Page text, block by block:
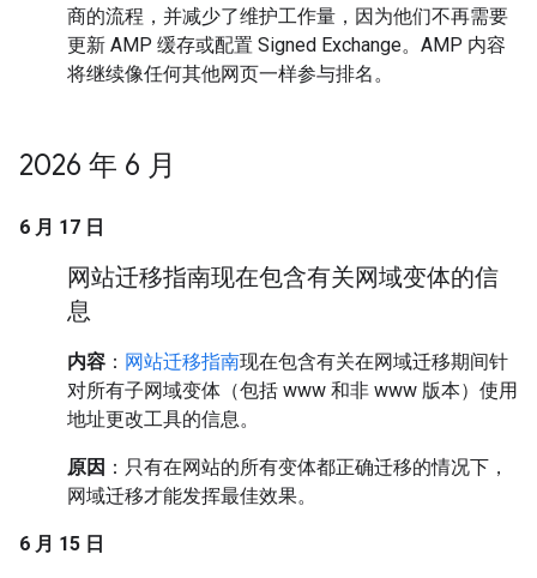
商的流程，并减少了维护工作量，因为他们不再需要
更新 AMP 缓存或配置 Signed Exchange。AMP 内容
将继续像任何其他网页一样参与排名。
2026 年 6 月
6 月 17 日
网站迁移指南现在包含有关网域变体的信
息
内容 ： 网站迁移指南现在包含有关在网域迁移期间针
对所有子网域变体（包括 www 和非 www 版本）使用
地址更改工具的信息。
原因 ：只有在网站的所有变体都正确迁移的情况下，
网域迁移才能发挥最佳效果。
6 月 15 日